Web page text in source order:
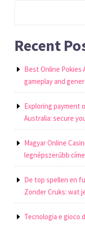
Recent
Best Online Pokies
gameplay and
Exploring payment
Australia: secure
Magyar Online
legnépszerűbb
De top spellen en
Zonder Cruks: wat
Tecnologia e gioco